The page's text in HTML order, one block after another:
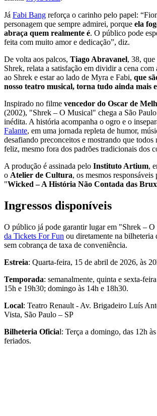
Já Fabi Bang reforça o carinho pelo papel:
personagem que sempre admirei, porque ela
abraça quem realmente é. O público pode
feita com muito amor e dedicação”, diz.
De volta aos palcos, Tiago Abravanel, 38,
Shrek, relata a satisfação em dividir a cena com
ao Shrek e estar ao lado de Myra e Fabi, que
nosso teatro musical, torna tudo ainda mais
Inspirado no filme vencedor do Oscar de
(2002), "Shrek – O Musical" chega a São
inédita. A história acompanha o ogro e o
Falante, em uma jornada repleta de humor,
desafiando preconceitos e mostrando que todos
feliz, mesmo fora dos padrões tradicionais dos
A produção é assinada pelo Instituto Artium,
o Atelier de Cultura, os mesmos responsáveis
"Wicked – A História Não Contada das
Ingressos disponíveis
O público já pode garantir lugar em "Shrek –
da Tickets For Fun ou diretamente na bilheteria
sem cobrança de taxa de conveniência.
Estreia: Quarta-feira, 15 de abril de 2026, às
Temporada: semanalmente, quinta e sexta-
15h e 19h30; domingo às 14h e 18h30.
Local: Teatro Renault - Av. Brigadeiro Luís
Vista, São Paulo – SP
Bilheteria Oficial: Terça a domingo, das 12h
feriados.